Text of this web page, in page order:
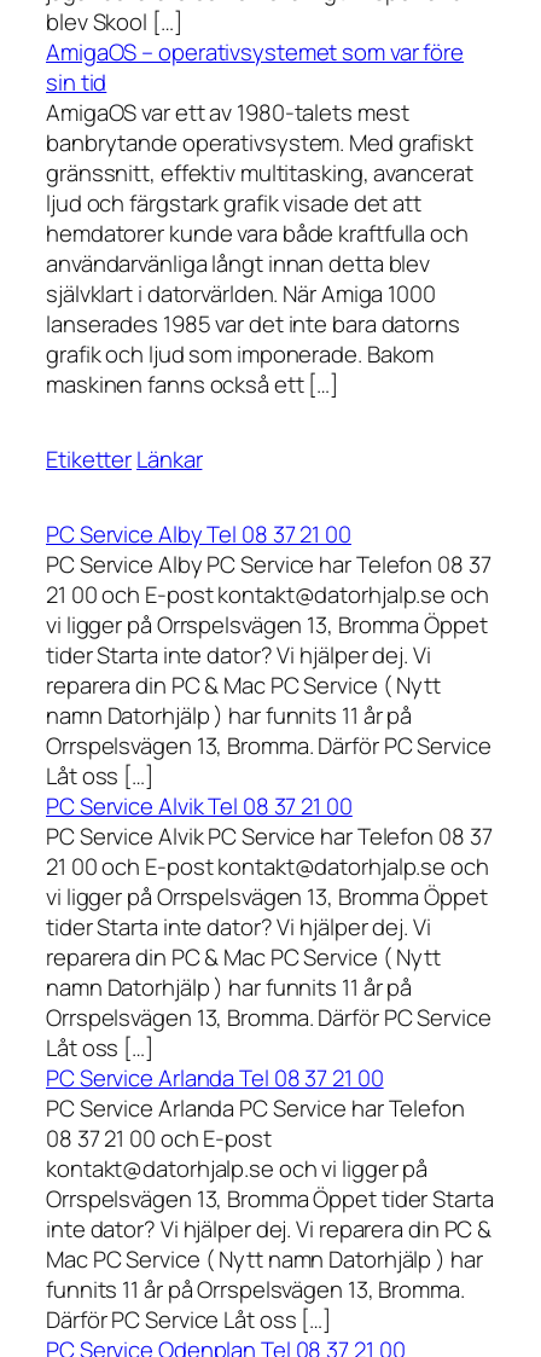
blev Skool […]
AmigaOS – operativsystemet som var före
sin tid
AmigaOS var ett av 1980-talets mest
banbrytande operativsystem. Med grafiskt
gränssnitt, effektiv multitasking, avancerat
ljud och färgstark grafik visade det att
hemdatorer kunde vara både kraftfulla och
användarvänliga långt innan detta blev
självklart i datorvärlden. När Amiga 1000
lanserades 1985 var det inte bara datorns
grafik och ljud som imponerade. Bakom
maskinen fanns också ett […]
EtiketterLänkar
PC Service Alby Tel 08 37 21 00
PC Service Alby PC Service har Telefon 08 37
21 00 och E-post kontakt@datorhjalp.se och
vi ligger på Orrspelsvägen 13, Bromma Öppet
tider Starta inte dator? Vi hjälper dej. Vi
reparera din PC & Mac PC Service ( Nytt
namn Datorhjälp ) har funnits 11 år på
Orrspelsvägen 13, Bromma. Därför PC Service
Låt oss […]
PC Service Alvik Tel 08 37 21 00
PC Service Alvik PC Service har Telefon 08 37
21 00 och E-post kontakt@datorhjalp.se och
vi ligger på Orrspelsvägen 13, Bromma Öppet
tider Starta inte dator? Vi hjälper dej. Vi
reparera din PC & Mac PC Service ( Nytt
namn Datorhjälp ) har funnits 11 år på
Orrspelsvägen 13, Bromma. Därför PC Service
Låt oss […]
PC Service Arlanda Tel 08 37 21 00
PC Service Arlanda PC Service har Telefon
08 37 21 00 och E-post
kontakt@datorhjalp.se och vi ligger på
Orrspelsvägen 13, Bromma Öppet tider Starta
inte dator? Vi hjälper dej. Vi reparera din PC &
Mac PC Service ( Nytt namn Datorhjälp ) har
funnits 11 år på Orrspelsvägen 13, Bromma.
Därför PC Service Låt oss […]
PC Service Odenplan Tel 08 37 21 00